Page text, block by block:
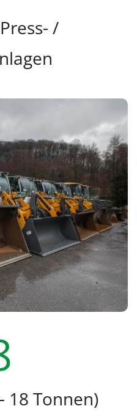
/
18 Tonnen)